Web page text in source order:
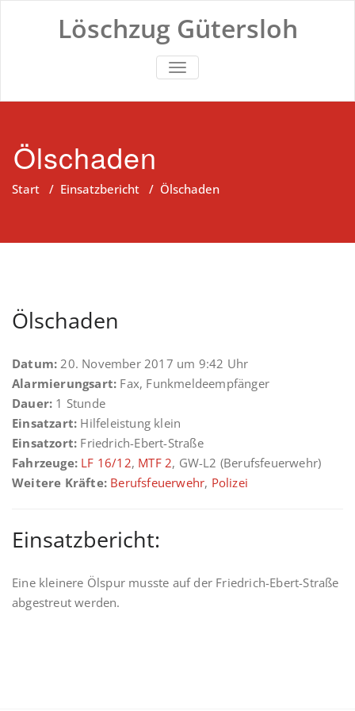
Löschzug Gütersloh
TOGGLE NAVIGATION
Ölschaden
Start / Einsatzbericht / Ölschaden
Ölschaden
Datum: 20. November 2017 um 9:42 Uhr
Alarmierungsart: Fax, Funkmeldeempfänger
Dauer: 1 Stunde
Einsatzart: Hilfeleistung klein
Einsatzort: Friedrich-Ebert-Straße
Fahrzeuge: LF 16/12, MTF 2, GW-L2 (Berufsfeuerwehr)
Weitere Kräfte: Berufsfeuerwehr, Polizei
Einsatzbericht:
Eine kleinere Ölspur musste auf der Friedrich-Ebert-Straße
abgestreut werden.